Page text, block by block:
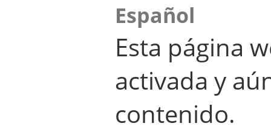
Español
Esta página
activada y
contenido.